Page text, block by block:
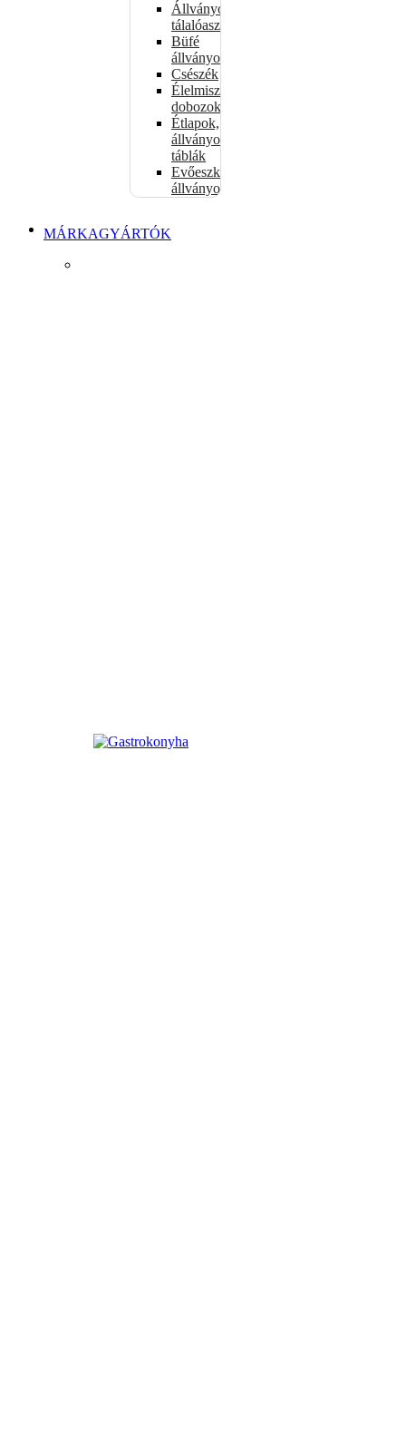
Állványok és
tálalóasztalok
Büfé
állványok
Csészék
Élelmiszertároló
dobozok
Étlapok,
állványok,
táblák
Evőeszköz-
állványok
MÁRKAGYÁRTÓK